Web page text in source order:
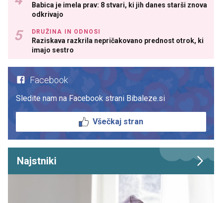
Babica je imela prav: 8 stvari, ki jih danes starši znova
odkrivajo
DRUŽINA IN ODNOSI
Raziskava razkrila nepričakovano prednost otrok, ki
imajo sestro
Facebook
Sledite nam na Facebook strani Bibaleze.si
Všečkaj stran
Najstniki